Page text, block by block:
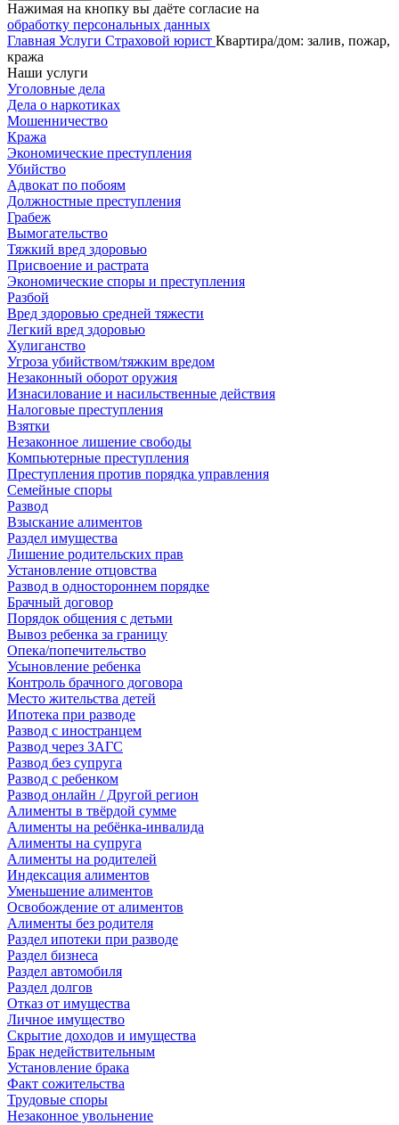
Нажимая на кнопку вы даёте согласие на
обработку персональных данных
Главная Услуги Страховой юрист Квартира/дом: залив, пожар,
кража
Наши услуги
Уголовные дела
Дела о наркотиках
Мошенничество
Кража
Экономические преступления
Убийство
Адвокат по побоям
Должностные преступления
Грабеж
Вымогательство
Тяжкий вред здоровью
Присвоение и растрата
Экономические споры и преступления
Разбой
Вред здоровью средней тяжести
Легкий вред здоровью
Хулиганство
Угроза убийством/тяжким вредом
Незаконный оборот оружия
Изнасилование и насильственные действия
Налоговые преступления
Взятки
Незаконное лишение свободы
Компьютерные преступления
Преступления против порядка управления
Семейные споры
Развод
Взыскание алиментов
Раздел имущества
Лишение родительских прав
Установление отцовства
Развод в одностороннем порядке
Брачный договор
Порядок общения с детьми
Вывоз ребенка за границу
Опека/попечительство
Усыновление ребенка
Контроль брачного договора
Место жительства детей
Ипотека при разводе
Развод с иностранцем
Развод через ЗАГС
Развод без супруга
Развод с ребенком
Развод онлайн / Другой регион
Алименты в твёрдой сумме
Алименты на ребёнка-инвалида
Алименты на супруга
Алименты на родителей
Индексация алиментов
Уменьшение алиментов
Освобождение от алиментов
Алименты без родителя
Раздел ипотеки при разводе
Раздел бизнеса
Раздел автомобиля
Раздел долгов
Отказ от имущества
Личное имущество
Скрытие доходов и имущества
Брак недействительным
Установление брака
Факт сожительства
Трудовые споры
Незаконное увольнение